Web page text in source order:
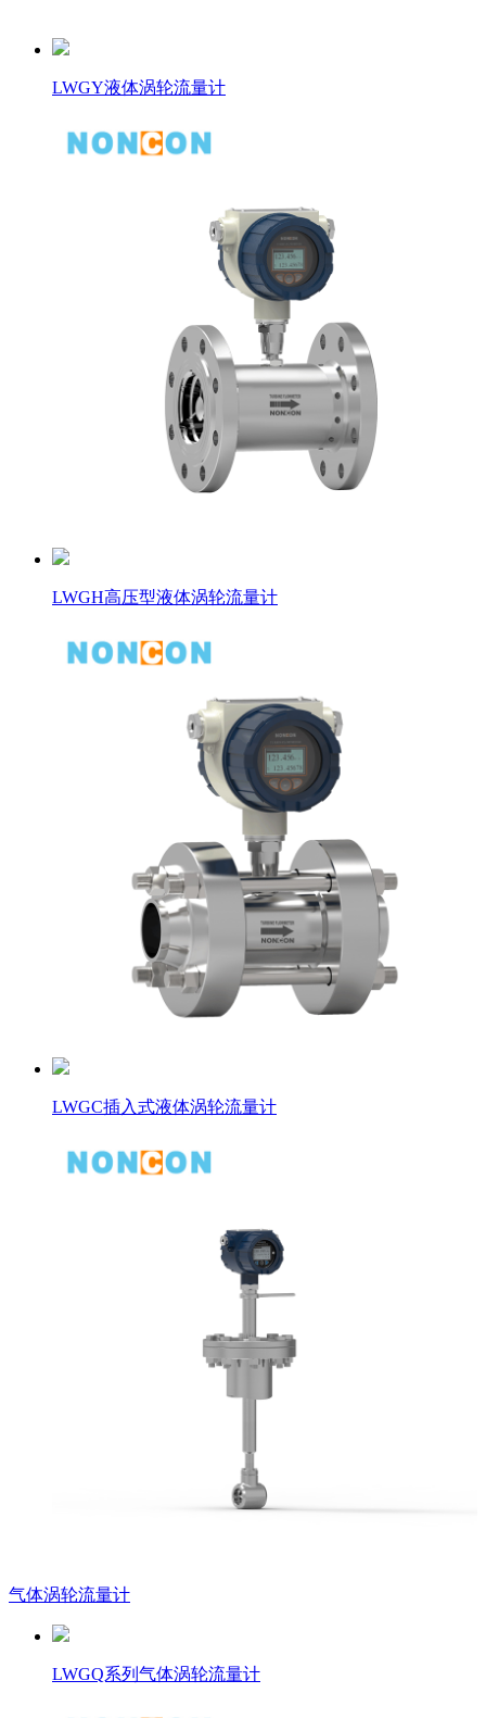
LWGY液体涡轮流量计
LWGH高压型液体涡轮流量计
LWGC插入式液体涡轮流量计
气体涡轮流量计
LWGQ系列气体涡轮流量计